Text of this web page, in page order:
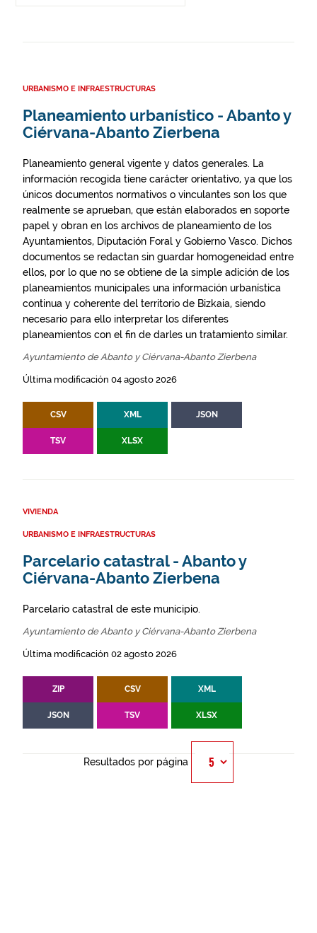
URBANISMO E INFRAESTRUCTURAS
Planeamiento urbanístico - Abanto y
Ciérvana-Abanto Zierbena
Planeamiento general vigente y datos generales. La
información recogida tiene carácter orientativo, ya que los
únicos documentos normativos o vinculantes son los que
realmente se aprueban, que están elaborados en soporte
papel y obran en los archivos de planeamiento de los
Ayuntamientos, Diputación Foral y Gobierno Vasco. Dichos
documentos se redactan sin guardar homogeneidad entre
ellos, por lo que no se obtiene de la simple adición de los
planeamientos municipales una información urbanística
continua y coherente del territorio de Bizkaia, siendo
necesario para ello interpretar los diferentes
planeamientos con el fin de darles un tratamiento similar.
Ayuntamiento de Abanto y Ciérvana-Abanto Zierbena
Última modificación 04 agosto 2026
CSV XML JSON
TSV XLSX
VIVIENDA
URBANISMO E INFRAESTRUCTURAS
Parcelario catastral - Abanto y
Ciérvana-Abanto Zierbena
Parcelario catastral de este municipio.
Ayuntamiento de Abanto y Ciérvana-Abanto Zierbena
Última modificación 02 agosto 2026
ZIP CSV XML
JSON TSV XLSX
Resultados por página